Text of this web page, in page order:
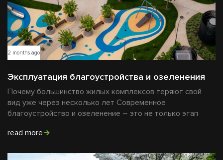
2 months ago
Эксплуатация благоустройства и озеленения
Почему большинство жилых комплексов теряют свой
вид уже через несколько лет Современное
благоустройство и озеленение – это не только этап
read more